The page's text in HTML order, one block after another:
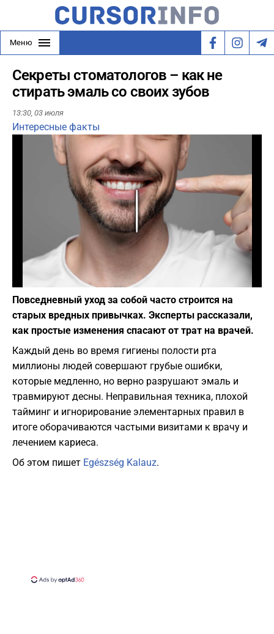
Меню
Секреты стоматологов – как не
стирать эмаль со своих зубов
13:30, 03 июля
Интересные факты
Play
Фото: Depositphotos
Повседневный уход за собой часто строится на
старых вредных привычках. Эксперты рассказали,
как простые изменения спасают от трат на врачей.
Каждый день во время гигиены полости рта
миллионы людей совершают грубые ошибки,
которые медленно, но верно разрушают эмаль и
травмируют десны. Неправильная техника, плохой
тайминг и игнорирование элементарных правил в
итоге оборачиваются частыми визитами к врачу и
лечением кариеса.
Об этом пишет Egészség Kalauz.